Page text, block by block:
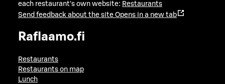
each restaurant's own website: Restaurants
Send feedback about the site Opens in a new tab
Raflaamo.fi
Restaurants
Restaurants on map
Lunch